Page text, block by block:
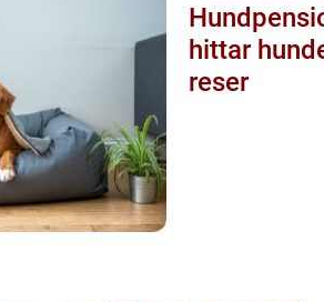
hittar
reser